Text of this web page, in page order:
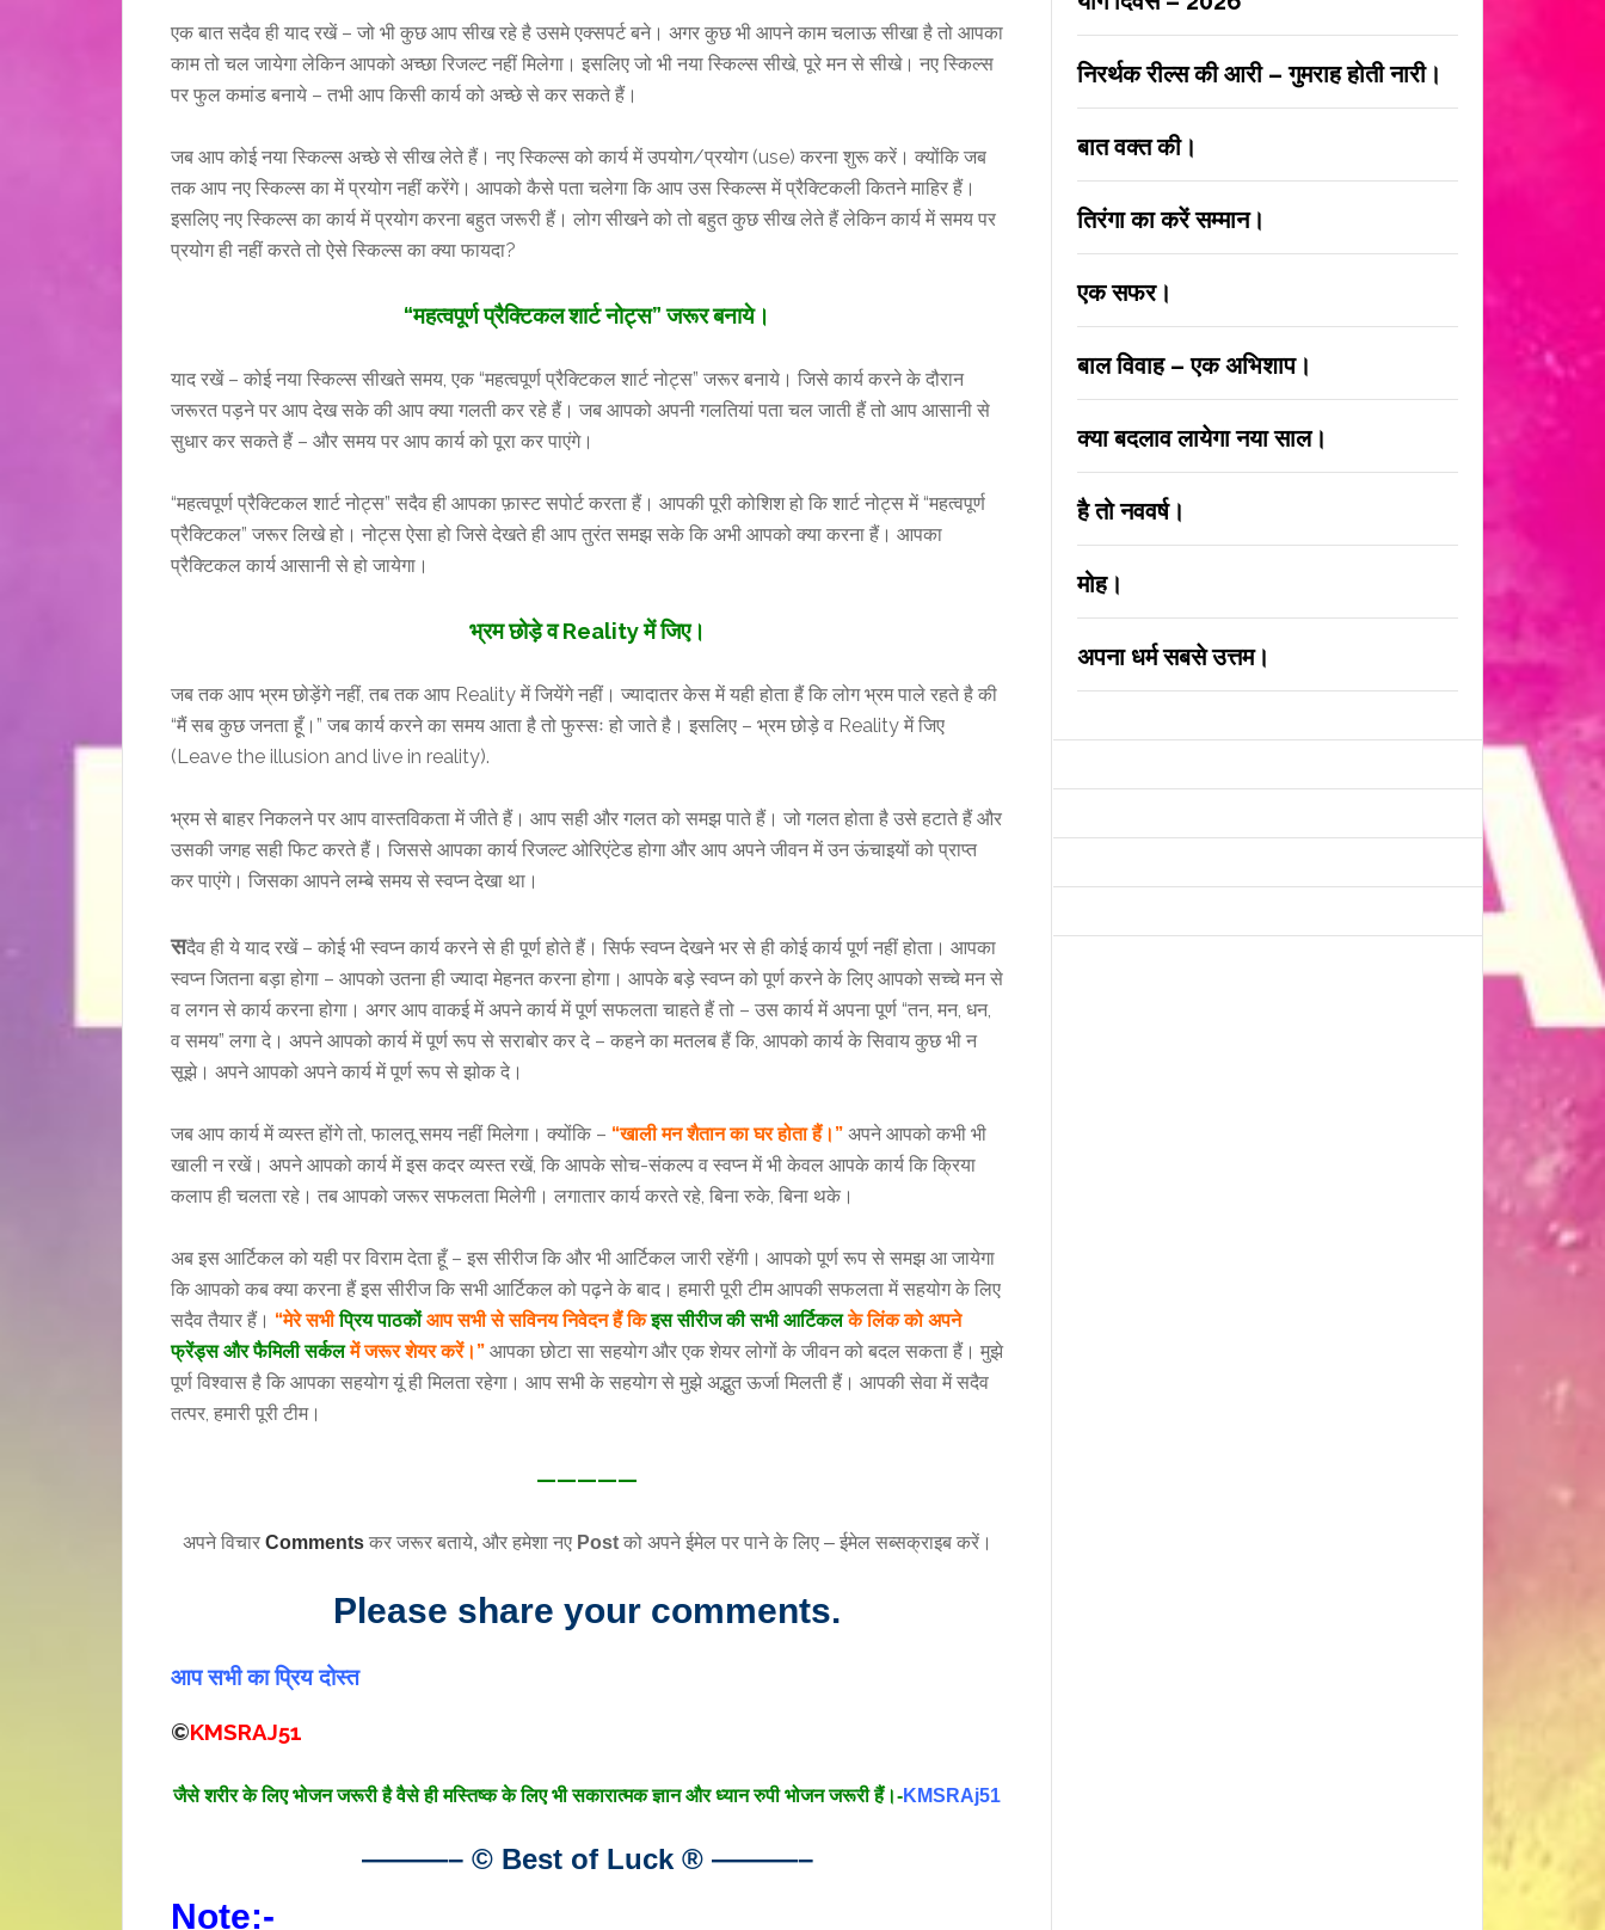
एक बात सदैव ही याद रखें – जो भी कुछ आप सीख रहे है उसमे एक्सपर्ट बने। अगर कुछ भी आपने काम चलाऊ सीखा है तो आपका
काम तो चल जायेगा लेकिन आपको अच्छा रिजल्ट नहीं मिलेगा। इसलिए जो भी नया स्किल्स सीखे, पूरे मन से सीखे। नए स्किल्स
पर फुल कमांड बनाये – तभी आप किसी कार्य को अच्छे से कर सकते हैं।
जब आप कोई नया स्किल्स अच्छे से सीख लेते हैं। नए स्किल्स को कार्य में उपयोग/प्रयोग (use) करना शुरू करें। क्योंकि जब
तक आप नए स्किल्स का में प्रयोग नहीं करेंगे। आपको कैसे पता चलेगा कि आप उस स्किल्स में प्रैक्टिकली कितने माहिर हैं।
इसलिए नए स्किल्स का कार्य में प्रयोग करना बहुत जरूरी हैं। लोग सीखने को तो बहुत कुछ सीख लेते हैं लेकिन कार्य में समय पर
प्रयोग ही नहीं करते तो ऐसे स्किल्स का क्या फायदा?
“महत्वपूर्ण प्रैक्टिकल शार्ट नोट्स” जरूर बनाये।
याद रखें – कोई नया स्किल्स सीखते समय, एक “महत्वपूर्ण प्रैक्टिकल शार्ट नोट्स” जरूर बनाये। जिसे कार्य करने के दौरान
जरूरत पड़ने पर आप देख सके की आप क्या गलती कर रहे हैं। जब आपको अपनी गलतियां पता चल जाती हैं तो आप आसानी से
सुधार कर सकते हैं – और समय पर आप कार्य को पूरा कर पाएंगे।
“महत्वपूर्ण प्रैक्टिकल शार्ट नोट्स” सदैव ही आपका फ़ास्ट सपोर्ट करता हैं। आपकी पूरी कोशिश हो कि शार्ट नोट्स में “महत्वपूर्ण
प्रैक्टिकल” जरूर लिखे हो। नोट्स ऐसा हो जिसे देखते ही आप तुरंत समझ सके कि अभी आपको क्या करना हैं। आपका
प्रैक्टिकल कार्य आसानी से हो जायेगा।
भ्रम छोड़े व Reality मेंजिए।
जब तक आप भ्रम छोड़ेंगे नहीं, तब तक आप Reality में जियेंगे नहीं। ज्यादातर केस में यही होता हैं कि लोग भ्रम पाले रहते है की
“मैं सब कुछ जनता हूँ।” जब कार्य करने का समय आता है तो फुस्सः हो जाते है। इसलिए – भ्रम छोड़े व Reality में जिए
(Leave the illusion and live in reality).
भ्रम से बाहर निकलने पर आप वास्तविकता में जीते हैं। आप सही और गलत को समझ पाते हैं। जो गलत होता है उसे हटाते हैं और
उसकी जगह सही फिट करते हैं। जिससे आपका कार्य रिजल्ट ओरिएंटेड होगा और आप अपने जीवन में उन ऊंचाइयों को प्राप्त
कर पाएंगे। जिसका आपने लम्बे समय से स्वप्न देखा था।
सदैव ही ये याद रखें – कोई भी स्वप्न कार्य करने से ही पूर्ण होते हैं। सिर्फ स्वप्न देखने भर से ही कोई कार्य पूर्ण नहीं होता। आपका
स्वप्न जितना बड़ा होगा – आपको उतना ही ज्यादा मेहनत करना होगा। आपके बड़े स्वप्न को पूर्ण करने के लिए आपको सच्चे मन से
व लगन से कार्य करना होगा। अगर आप वाकई में अपने कार्य में पूर्ण सफलता चाहते हैं तो – उस कार्य में अपना पूर्ण “तन, मन, धन,
व समय” लगा दे। अपने आपको कार्य में पूर्ण रूप से सराबोर कर दे – कहने का मतलब हैं कि, आपको कार्य के सिवाय कुछ भी न
सूझे। अपने आपको अपने कार्य में पूर्ण रूप से झोक दे।
जब आप कार्य में व्यस्त होंगे तो, फालतू समय नहीं मिलेगा। क्योंकि – “खाली मन शैतान का घर होता हैं।” अपने आपको कभी भी
खाली न रखें। अपने आपको कार्य में इस कदर व्यस्त रखें, कि आपके सोच-संकल्प व स्वप्न में भी केवल आपके कार्य कि क्रिया
कलाप ही चलता रहे। तब आपको जरूर सफलता मिलेगी। लगातार कार्य करते रहे, बिना रुके, बिना थके।
अब इस आर्टिकल को यही पर विराम देता हूँ – इस सीरीज कि और भी आर्टिकल जारी रहेंगी। आपको पूर्ण रूप से समझ आ जायेगा
कि आपको कब क्या करना हैं इस सीरीज कि सभी आर्टिकल को पढ़ने के बाद। हमारी पूरी टीम आपकी सफलता में सहयोग के लिए
सदैव तैयार हैं। “मेरे सभीप्रिय पाठकोंआप सभी से सविनय निवेदन हैं किइस सीरीज की सभी आर्टिकलके लिंक को अपने
फ्रेंड्स और फैमिली सर्कलमें जरूर शेयर करें।” आपका छोटा सा सहयोग और एक शेयर लोगों के जीवन को बदल सकता हैं। मुझे
पूर्ण विश्वास है कि आपका सहयोग यूं ही मिलता रहेगा। आप सभी के सहयोग से मुझे अद्भुत ऊर्जा मिलती हैं। आपकी सेवा में सदैव
तत्पर, हमारी पूरी टीम।
—————
अपने विचार Commentsकर जरूर बताये, और हमेशा नए Postको अपने ईमेल पर पाने के लिए – ईमेल सब्सक्राइब करें।
Please share your comments.
आप सभी का प्रिय दोस्त
©KMSRAJ51
जैसे शरीर के लिए भोजन जरूरी है वैसे ही मस्तिष्क के लिए भी सकारात्मक ज्ञान और ध्यान रुपी भोजन जरूरी हैं।-KMSRAj51
———– © Best of Luck ® ———–
Note:-
निरर्थक रील्स की आरी – गुमराह होती नारी।
बात वक्त की।
तिरंगा का करें सम्मान।
एक सफर।
बाल विवाह – एक अभिशाप।
क्या बदलाव लायेगा नया साल।
है तो नववर्ष।
मोह।
अपना धर्म सबसे उत्तम।